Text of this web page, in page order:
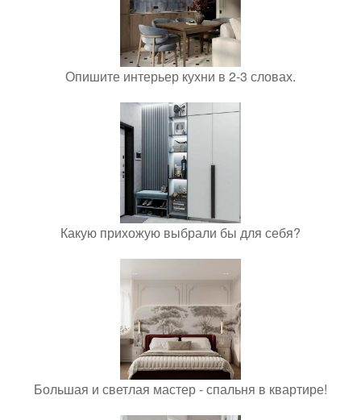
Опишите интерьер кухни в 2-3 словах.
Какую прихожую выбрали бы для себя?
Большая и светлая мастер - спальня в квартире!